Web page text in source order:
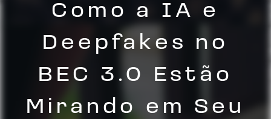
Como a IA e
Deepfakes no
BEC 3.0 Estão
Mirando em Seu